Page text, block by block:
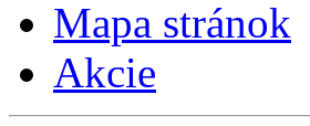
Mapa stránok
Akcie